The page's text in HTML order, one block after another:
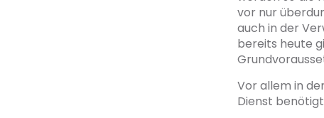
vor nur
auch in der
bereits heute
Vor allem in
Dienst